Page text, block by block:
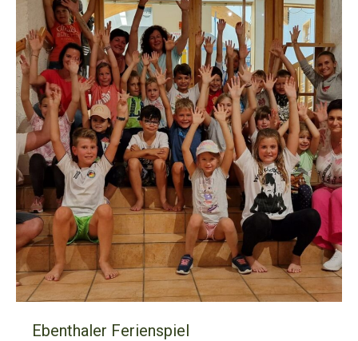
Ebenthaler Ferienspiel